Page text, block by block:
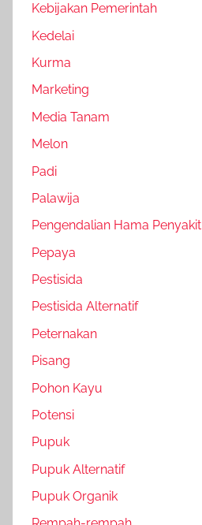
Kebijakan Pemerintah
Kedelai
Kurma
Marketing
Media Tanam
Melon
Padi
Palawija
Pengendalian Hama Penyakit
Pepaya
Pestisida
Pestisida Alternatif
Peternakan
Pisang
Pohon Kayu
Potensi
Pupuk
Pupuk Alternatif
Pupuk Organik